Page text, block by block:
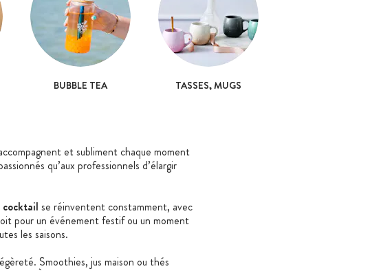
BUBBLE TEA TASSES, MUGS
et subliment chaque moment
qu’aux professionnels d’élargir
cocktail se réinventent constamment, avec
pour un événement festif ou un moment
les saisons.
Smoothies, jus maison ou thés